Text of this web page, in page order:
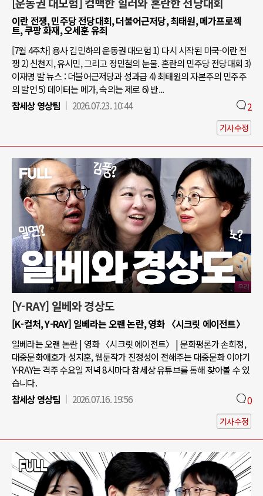
이란 전쟁, 민주당 전당대회, 더불어근저당, 최태원, 메가프로젝
트, 쿠팡 화재, 오세훈 유죄
[7월 4주차] 용사 김민하의 운동권 대모험 1) 다시 시작된 미국-이란 전
쟁 2) 신천지, 유시민, 그리고 정민철의 눈물. 혼란의 민주당 전당대회 3)
이재명 발 뉴스 : 더불어근저당과 성과급 4) 최태원의 자본주의 민주주
의 발언 5) 데이터는 메가, 숙의는 제로 6) 반...
참세상 영상팀
2026.07.23. 10:44 2
기사수정
[Y-RAY] 일베와 경상도
[K-컬처, Y-RAY] 일베라는 오랜 논란, 영화 〈시크릿 에이전트〉
일베라는 오랜 논란 | 영화 〈시크릿 에이전트〉 | 문화평론가 손희정,
대중문화애호가 성지훈, 웹툰작가 진정성이 전해주는 대중문화 이야기
Y-RAY는 격주 수요일 저녁 8시마다 참세상 유튜브를 통해 찾아볼 수 있
습니다.
참세상 영상팀
2026.07.16. 19:56 0
기사수정